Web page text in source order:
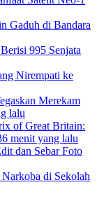
Gaduh di Bandara
995 Senjata
Nirempati ke
Merekam
lalu
of Great Britain:
menit yang lalu
dan Sebar Foto
di Sekolah